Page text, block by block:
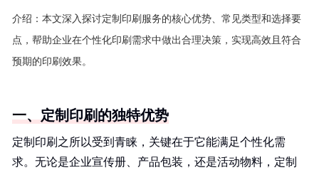
介绍： 本文深入探讨定制印刷服务的核心优势、常见类型和选择要
点，帮助企业在个性化印刷需求中做出合理决策，实现高效且符合
预期的印刷效果。
一、定制印刷的独特优势
定制印刷之所以受到青睐，关键在于它能满足个性化需
求。无论是企业宣传册、产品包装，还是活动物料，定制